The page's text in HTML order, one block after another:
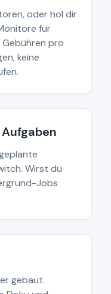
oder hol dir
für
pro
keine
Wirst du
Jobs
gebaut.